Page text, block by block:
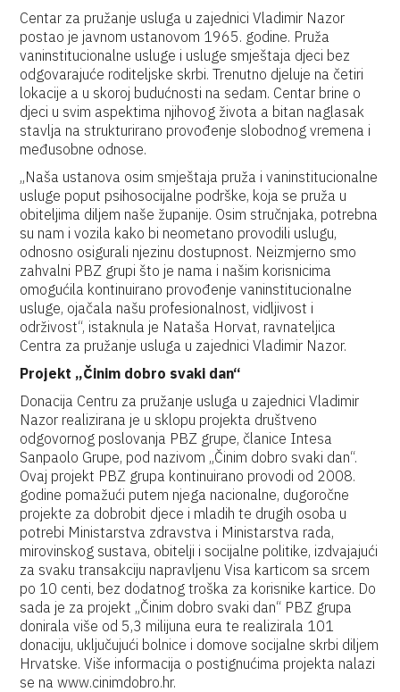
Centar za pružanje usluga u zajednici Vladimir Nazor
postao je javnom ustanovom 1965. godine. Pruža
vaninstitucionalne usluge i usluge smještaja djeci bez
odgovarajuće roditeljske skrbi. Trenutno djeluje na četiri
lokacije a u skoroj budućnosti na sedam. Centar brine o
djeci u svim aspektima njihovog života a bitan naglasak
stavlja na strukturirano provođenje slobodnog vremena i
međusobne odnose.
„Naša ustanova osim smještaja pruža i vaninstitucionalne
usluge poput psihosocijalne podrške, koja se pruža u
obiteljima diljem naše županije. Osim stručnjaka, potrebna
su nam i vozila kako bi neometano provodili uslugu,
odnosno osigurali njezinu dostupnost. Neizmjerno smo
zahvalni PBZ grupi što je nama i našim korisnicima
omogućila kontinuirano provođenje vaninstitucionalne
usluge, ojačala našu profesionalnost, vidljivost i
održivost“, istaknula je Nataša Horvat, ravnateljica
Centra za pružanje usluga u zajednici Vladimir Nazor.
Projekt „Činim dobro svaki dan“
Donacija Centru za pružanje usluga u zajednici Vladimir
Nazor realizirana je u sklopu projekta društveno
odgovornog poslovanja PBZ grupe, članice Intesa
Sanpaolo Grupe, pod nazivom „Činim dobro svaki dan“.
Ovaj projekt PBZ grupa kontinuirano provodi od 2008.
godine pomažući putem njega nacionalne, dugoročne
projekte za dobrobit djece i mladih te drugih osoba u
potrebi Ministarstva zdravstva i Ministarstva rada,
mirovinskog sustava, obitelji i socijalne politike, izdvajajući
za svaku transakciju napravljenu Visa karticom sa srcem
po 10 centi, bez dodatnog troška za korisnike kartice. Do
sada je za projekt „Činim dobro svaki dan“ PBZ grupa
donirala više od 5,3 milijuna eura te realizirala 101
donaciju, uključujući bolnice i domove socijalne skrbi diljem
Hrvatske. Više informacija o postignućima projekta nalazi
se na www.cinimdobro.hr.